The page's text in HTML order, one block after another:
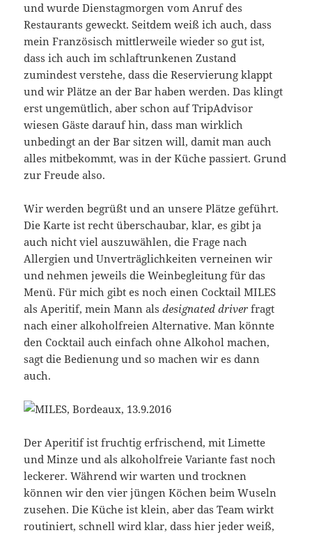
und wurde Dienstagmorgen vom Anruf des
Restaurants geweckt. Seitdem weiß ich auch, dass
mein Französisch mittlerweile wieder so gut ist,
dass ich auch im schlaftrunkenen Zustand
zumindest verstehe, dass die Reservierung klappt
und wir Plätze an der Bar haben werden. Das klingt
erst ungemütlich, aber schon auf TripAdvisor
wiesen Gäste darauf hin, dass man wirklich
unbedingt an der Bar sitzen will, damit man auch
alles mitbekommt, was in der Küche passiert. Grund
zur Freude also.
Wir werden begrüßt und an unsere Plätze geführt.
Die Karte ist recht überschaubar, klar, es gibt ja
auch nicht viel auszuwählen, die Frage nach
Allergien und Unverträglichkeiten verneinen wir
und nehmen jeweils die Weinbegleitung für das
Menü. Für mich gibt es noch einen Cocktail MILES
als Aperitif, mein Mann alsdesignated driver fragt
nach einer alkoholfreien Alternative. Man könnte
den Cocktail auch einfach ohne Alkohol machen,
sagt die Bedienung und so machen wir es dann
auch.
Der Aperitif ist fruchtig erfrischend, mit Limette
und Minze und als alkoholfreie Variante fast noch
leckerer. Während wir warten und trocknen
können wir den vier jüngen Köchen beim Wuseln
zusehen. Die Küche ist klein, aber das Team wirkt
routiniert, schnell wird klar, dass hier jeder weiß,